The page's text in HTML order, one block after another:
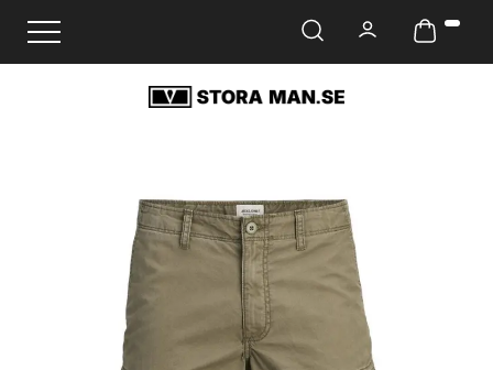
Ändra navigering